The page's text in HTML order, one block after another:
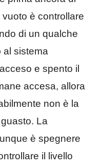
vuoto è controllare
di un qualche
al sistema
e spento il
accesa, allora
non è la
La
è spegnere
il livello